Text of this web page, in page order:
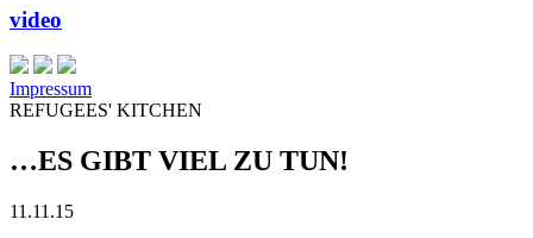
video
Impressum
REFUGEES' KITCHEN
…ES GIBT VIEL ZU TUN!
11.11.15